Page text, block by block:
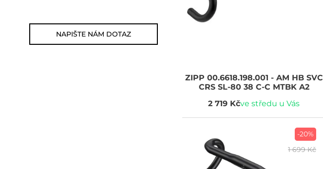
NAPIŠTE NÁM DOTAZ
ZIPP 00.6618.198.001 - AM HB SVC
CRS SL-80 38 C-C MTBK A2
2 719 Kčve středu u Vás
-20%
1 699 Kč